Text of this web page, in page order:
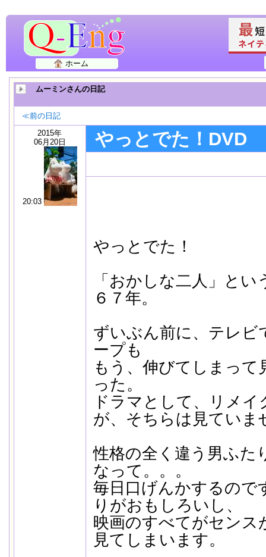
ホーム
ムーミンさんの日記
≪前の日記
2015年
06月20日
20:03
やっとでた！DVD
やっとでた！
「おかしな二人」と
６７年。
ずいぶん前に、テレビ
ープも
もう、伸びてしまっ
った。
ドラマとして、リメ
が、そちらは見ていま
性格の全く違う男ふた
なって。。。
毎日口げんかするので
りがおもしろいし、
映画のすべてがセンス
見てしまいます。